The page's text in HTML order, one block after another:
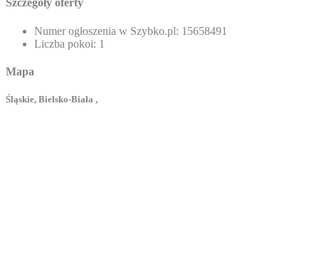
Szczegóły oferty
Numer ogłoszenia w Szybko.pl: 15658491
Liczba pokoi: 1
Mapa
Śląskie, Bielsko-Biała ,